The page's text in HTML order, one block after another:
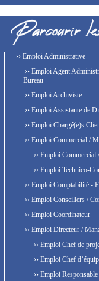
›› Emploi Administrative
›› Emploi Agent
Bureau
›› Emploi Archiviste
›› Emploi Assistante de
›› Emploi Chargé(e)s
›› Emploi Commercial /
›› Emploi
›› Emploi Technico-
›› Emploi Comptabilité -
›› Emploi Conseillers /
›› Emploi Coordinateur
›› Emploi Directeur /
›› Emploi Chef de
›› Emploi Chef
›› Emploi Responsable